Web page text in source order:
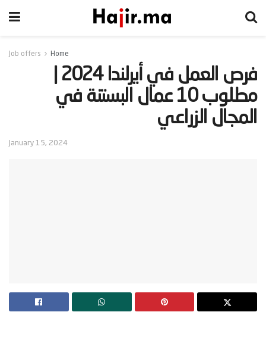
Home
Job offers
مطلوب 10 عمال البستنة في
المجال الزراعي‬
January 15, 2024